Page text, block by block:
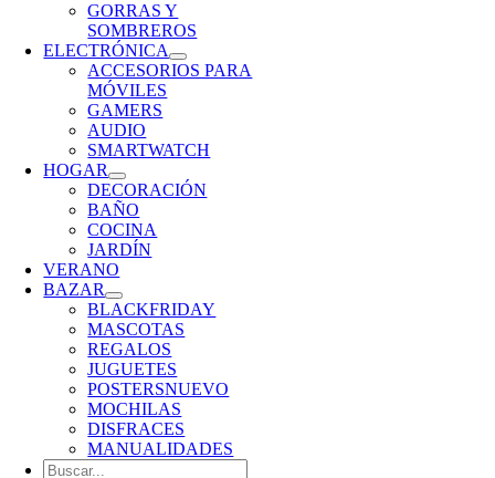
GORRAS Y
SOMBREROS
ELECTRÓNICA
ACCESORIOS PARA
MÓVILES
GAMERS
AUDIO
SMARTWATCH
HOGAR
DECORACIÓN
BAÑO
COCINA
JARDÍN
VERANO
BAZAR
BLACKFRIDAY
MASCOTAS
REGALOS
JUGUETES
POSTERSNUEVO
MOCHILAS
DISFRACES
MANUALIDADES
Buscar: